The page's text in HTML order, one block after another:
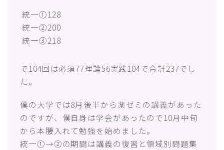
統一①128
統一②200
統一③218
で104回は必須77理論56実践104で合計237でし
た。
僕の大学では8月後半から薬ゼミの講義があった
のですが、僕自身は学会があったので10月中旬
から本腰入れて勉強を始めました。
統一①→②の期間は講義の復習と領域別問題集